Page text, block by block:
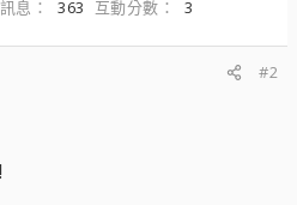
訊息 363 互動分數
3
#2